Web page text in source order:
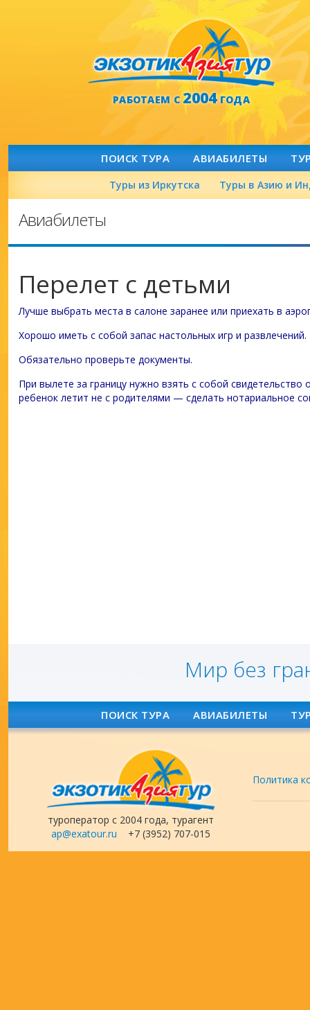
РАБОТАЕМ С2004ГОДА
ПОИСК ТУРА АВИАБИЛЕТЫ
Туры из Иркутска Туры в Азию и
Авиабилеты
Перелет с детьми
Лучше выбрать места в салоне заранее или приехать в
Хорошо иметь с собой запас настольных игр и развлечений.
Обязательно проверьте документы.
При вылете за границу нужно взять с собой свидетельство
ребенок летит не с родителями — сделать нотариальное
Мир без
ПОИСК ТУРА АВИАБИЛЕТЫ
туроператор с 2004 года, турагент
ap@exatour.ru +7 (3952) 707-015
Политика